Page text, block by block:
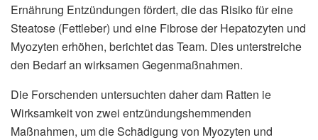
Ernährung Entzündungen fördert, die das Risiko für eine
Steatose (Fettleber) und eine Fibrose der Hepatozyten und
Myozyten erhöhen, berichtet das Team. Dies unterstreiche
den Bedarf an wirksamen Gegenmaßnahmen.
Die Forschenden untersuchten daher dam Ratten ie
Wirksamkeit von zwei entzündungshemmenden
Maßnahmen, um die Schädigung von Myozyten und